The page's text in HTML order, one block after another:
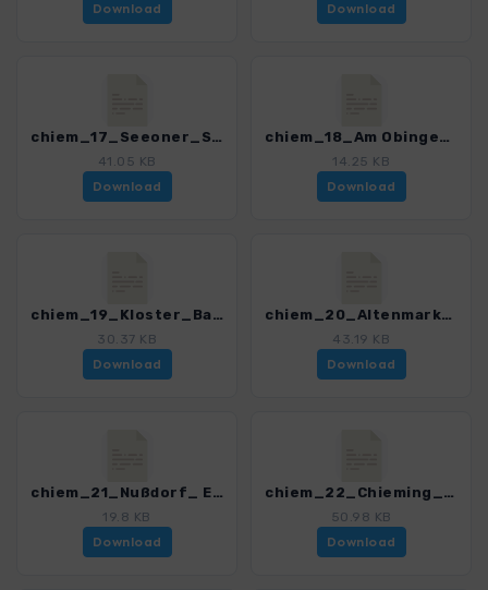
Download
Download
chiem_17_Seeoner_Seenplatte_4329_4.gpx
41.05 KB
Download
chiem_18_Am Obinger See_4329_4.gpx
14.25 KB
Download
chiem_19_Kloster_Baumburg_4329_4.gpx
30.37 KB
Download
chiem_20_Altenmarkt_4329_4.gpx
43.19 KB
Download
chiem_21_Nußdorf_ Eglsee_4329_4.gpx
19.8 KB
Download
chiem_22_Chieming_Moos_4329_4.gpx
50.98 KB
Download